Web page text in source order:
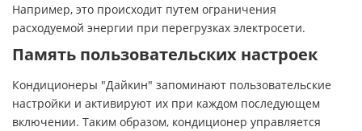
Например, это происходит путем ограничения
расходуемой энергии при перегрузках электросети.
Память пользовательских настроек
Кондиционеры "Дайкин" запоминают пользовательские
настройки и активируют их при каждом последующем
включении. Таким образом, кондиционер управляется